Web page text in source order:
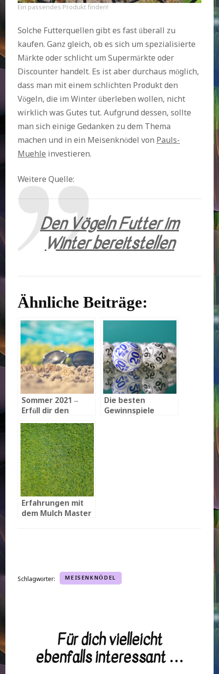
Ein passendes Produkt finden!
Solche Futterquellen gibt es fast überall zu
kaufen. Ganz gleich, ob es sich um spezialisierte
Märkte oder schlicht um Supermärkte oder
Discounter handelt. Es ist aber durchaus möglich,
dass man mit einem schlichten Produkt den
Vögeln, die im Winter überleben wollen, nicht
wirklich was Gutes tut. Aufgrund dessen, sollte
man sich einige Gedanken zu dem Thema
machen und in ein Meisenknödel vonPauls-
Muehleinvestieren.
Weitere Quelle:
Den Vögeln Futter im
Winter bereitstellen
Ähnliche Beiträge:
Sommer 2021 –
Erfüll dir den
Traum vom
eigenen Pool
Die besten
Gewinnspiele
Erfahrungen mit
dem Mulch Master
Schlagwörter: MEISENKNÖDEL
BeitragsnavigationFür dich vielleicht
ebenfalls interessant …